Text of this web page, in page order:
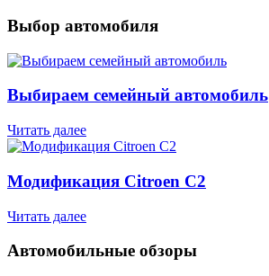
Выбор автомобиля
Выбираем семейный автомобиль
Читать далее
Модификация Citroen С2
Читать далее
Автомобильные обзоры